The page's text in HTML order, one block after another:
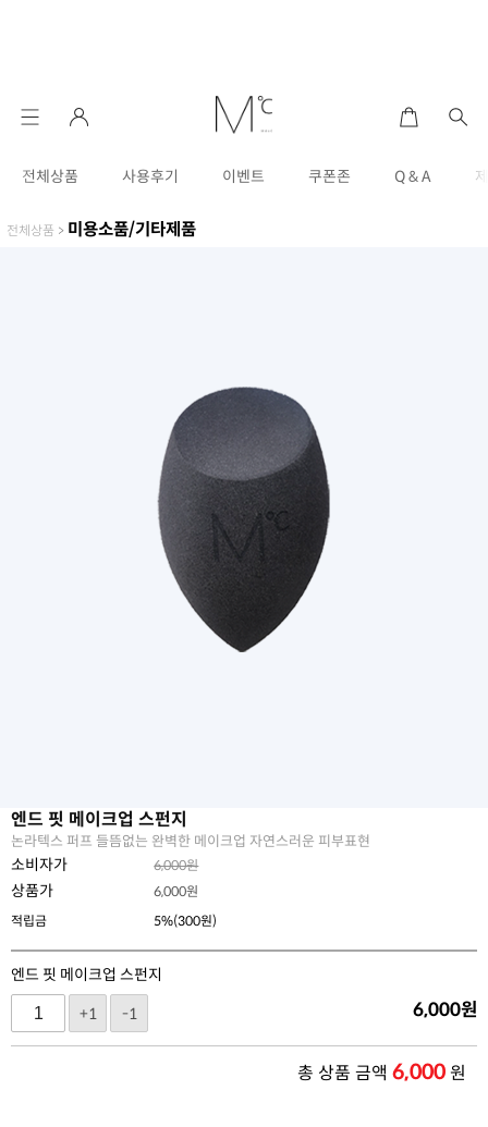
전체상품 사용후기 이벤트 쿠폰존 Q & A
전체상품 > 미용소품/기타제품
엔드 핏 메이크업 스펀지
논라텍스 퍼프 들뜸없는 완벽한 메이크업 자연스러운 피부표현
소비자가 6,000원
상품가 6,000원
적립금
5%(300원)
엔드 핏 메이크업 스펀지
+1
-1 6,000원
총 상품 금액 6,000원